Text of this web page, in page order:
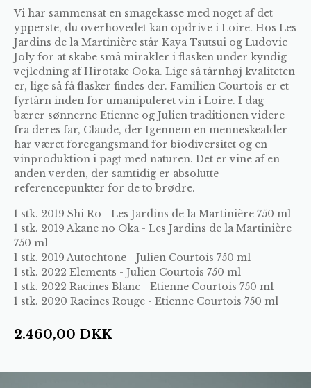
Vi har sammensat en smagekasse med noget af det
ypperste, du overhovedet kan opdrive i Loire. Hos Les
Jardins de la Martinière står Kaya Tsutsui og Ludovic
Joly for at skabe små mirakler i flasken under kyndig
vejledning af Hirotake Ooka. Lige så tårnhøj kvaliteten
er, lige så få flasker findes der. Familien Courtois er et
fyrtårn inden for umanipuleret vin i Loire. I dag
bærer sønnerne Etienne og Julien traditionen videre
fra deres far, Claude, der Igennem en menneskealder
har været foregangsmand for biodiversitet og en
vinproduktion i pagt med naturen. Det er vine af en
anden verden, der samtidig er absolutte
referencepunkter for de to brødre.
1 stk. 2019 Shi Ro - Les Jardins de la Martinière 750 ml
1 stk. 2019 Akane no Oka - Les Jardins de la Martinière
750 ml
1 stk. 2019 Autochtone - Julien Courtois 750 ml
1 stk. 2022 Elements - Julien Courtois 750 ml
1 stk. 2022 Racines Blanc - Etienne Courtois 750 ml
1 stk. 2020 Racines Rouge - Etienne Courtois 750 ml
2.460,00 DKK